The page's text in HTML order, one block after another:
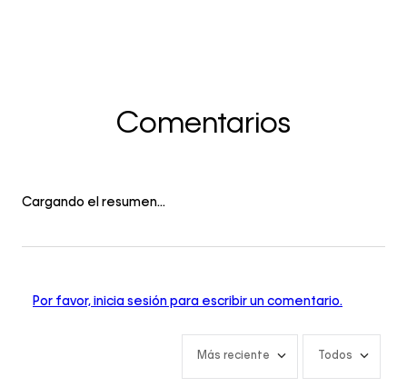
Comentarios
Cargando el resumen…
Por favor, inicia sesión para escribir un comentario.
Más reciente Todos